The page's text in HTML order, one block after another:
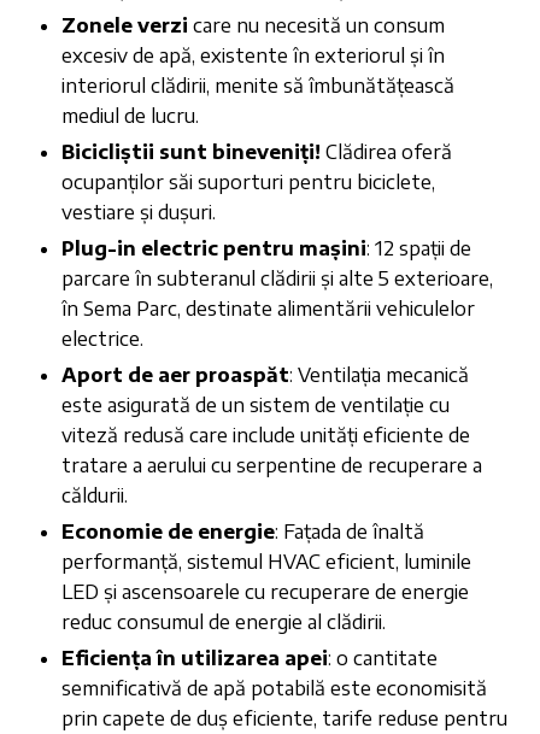
Zonele verzi care nu necesită un consum
excesiv de apă, existente în exteriorul și în
interiorul clădirii, menite să îmbunătățească
mediul de lucru.
Bicicliștii sunt bineveniți! Clădirea oferă
ocupanților săi suporturi pentru biciclete,
vestiare și dușuri.
Plug-in electric pentru mașini: 12 spații de
parcare în subteranul clădirii și alte 5 exterioare,
în Sema Parc, destinate alimentării vehiculelor
electrice.
Aport de aer proaspăt: Ventilația mecanică
este asigurată de un sistem de ventilație cu
viteză redusă care include unități eficiente de
tratare a aerului cu serpentine de recuperare a
căldurii.
Economie de energie: Fațada de înaltă
performanță, sistemul HVAC eficient, luminile
LED și ascensoarele cu recuperare de energie
reduc consumul de energie al clădirii.
Eficiența în utilizarea apei: o cantitate
semnificativă de apă potabilă este economisită
prin capete de duș eficiente, tarife reduse pentru